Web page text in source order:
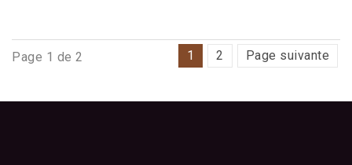
Page 1 de 2 1 2 Page suivante